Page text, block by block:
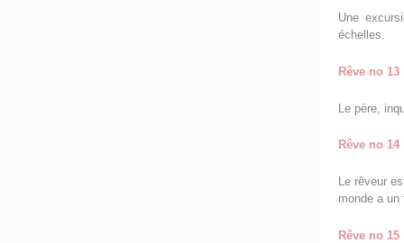
Une
échelles.
Rêve no 13
Le père,
Rêve no 14
Le rêveur
monde a
Rêve no 15